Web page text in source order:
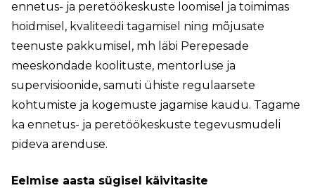
ennetus- ja peretöökeskuste loomisel ja toimimas
hoidmisel, kvaliteedi tagamisel ning mõjusate
teenuste pakkumisel, mh läbi Perepesade
meeskondade koolituste, mentorluse ja
supervisioonide, samuti ühiste regulaarsete
kohtumiste ja kogemuste jagamise kaudu. Tagame
ka ennetus- ja peretöökeskuste tegevusmudeli
pideva arenduse.
Eelmise aasta sügisel käivitasite